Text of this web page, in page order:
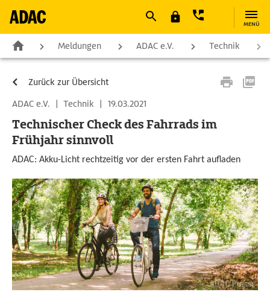
MENÜ
Meldungen ADAC e.V. Technik
Zurück zur Übersicht
ADAC e.V.
| Technik | 19.03.2021
Technischer Check des Fahrrads im
Frühjahr sinnvoll
ADAC: Akku-Licht rechtzeitig vor der ersten Fahrt aufladen